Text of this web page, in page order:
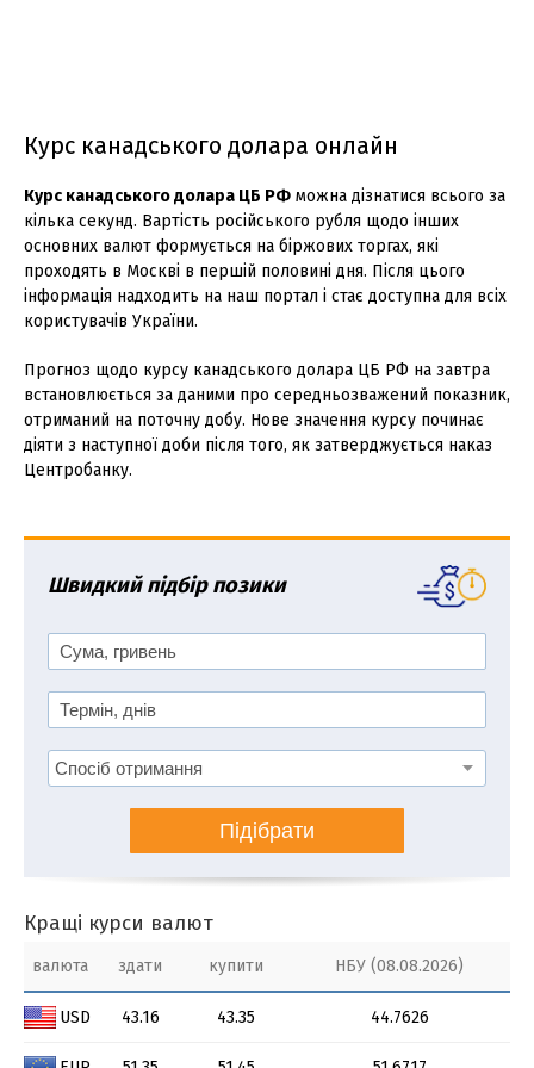
Курс канадського долара онлайн
Курс канадського долара ЦБ РФ можна дізнатися всього за
кілька секунд. Вартість російського рубля щодо інших
основних валют формується на біржових торгах, які
проходять в Москві в першій половині дня. Після цього
інформація надходить на наш портал і стає доступна для всіх
користувачів України.
Прогноз щодо курсу канадського долара ЦБ РФ на завтра
встановлюється за даними про середньозважений показник,
отриманий на поточну добу. Нове значення курсу починає
діяти з наступної доби після того, як затверджується наказ
Центробанку.
Швидкий підбір позики
Підібрати
Кращі курси валют
валюта здати купити НБУ (08.08.2026)
USD 43.16 43.35 44.7626